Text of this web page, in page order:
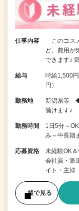
仕事内容
「このコ
ど、費用が
できます♪
給与
時給1,500
円）
勤務地
新潟県等 ◆
働けます♪
勤務時間
1日5分～
み～中長期
応募資格
未経験OK
会社員・派
イト・主婦
後で見る